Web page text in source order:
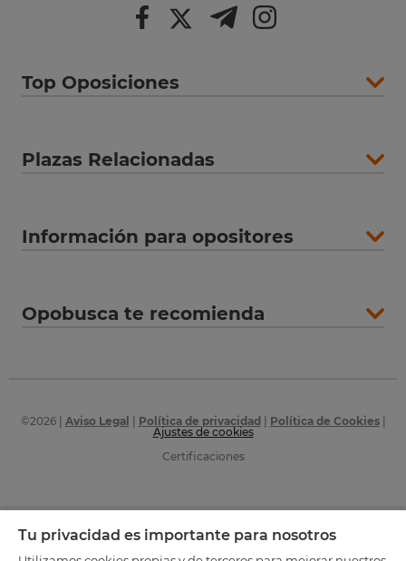
Top Oposiciones
Plazas Relacionadas
Información para opositores
Opobusca te recomienda
©2026| Aviso Legal Política de privacidad Política de Cookies|
Ajustes de cookies
Certificaciones
Tu privacidad es importante para nosotros